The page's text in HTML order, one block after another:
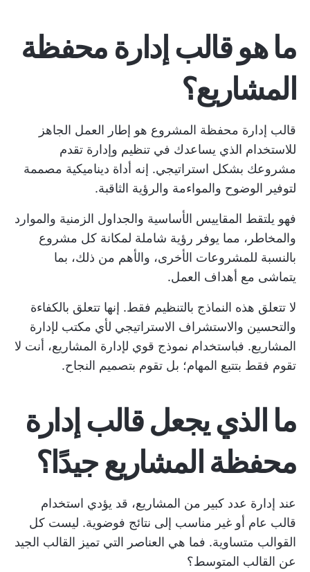
ما هو قالب إدارة محفظة
المشاريع؟
قالب إدارة محفظة المشروع هو إطار العمل الجاهز
للاستخدام الذي يساعدك في تنظيم وإدارة تقدم
مشروعك بشكل استراتيجي. إنه أداة ديناميكية مصممة
لتوفير الوضوح والمواءمة والرؤية الثاقبة.
فهو يلتقط المقاييس الأساسية والجداول الزمنية والموارد
والمخاطر، مما يوفر رؤية شاملة لمكانة كل مشروع
بالنسبة للمشروعات الأخرى، والأهم من ذلك، بما
يتماشى مع أهداف العمل.
لا تتعلق هذه النماذج بالتنظيم فقط. إنها تتعلق بالكفاءة
والتحسين والاستشراف الاستراتيجي لأي مكتب لإدارة
المشاريع. فباستخدام نموذج قوي لإدارة المشاريع، أنت لا
تقوم فقط بتتبع المهام؛ بل تقوم بتصميم النجاح.
ما الذي يجعل قالب إدارة
محفظة المشاريع جيدًا؟
عند إدارة عدد كبير من المشاريع، قد يؤدي استخدام
قالب عام أو غير مناسب إلى نتائج فوضوية. ليست كل
القوالب متساوية. فما هي العناصر التي تميز القالب الجيد
عن القالب المتوسط؟